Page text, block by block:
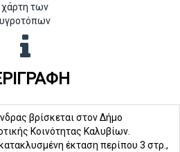
χάρτη των
υγροτόπων
βρίσκεται στον Δήμο
Κοινότητας Καλυβίων.
έκταση περίπου 3 στρ.,